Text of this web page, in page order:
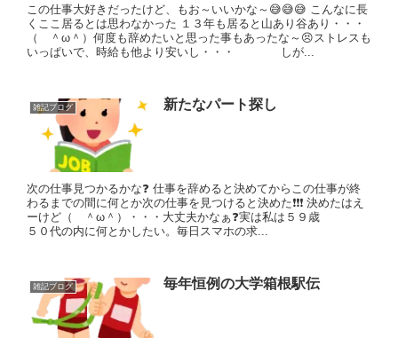
この仕事大好きだったけど、もお～いいかな～😅😅😅 こんなに長
くここ居るとは思わなかった １３年も居ると山あり谷あり・・・
（ ＾ω＾）何度も辞めたいと思った事もあったな～😣ストレスも
いっぱいで、時給も他より安いし・・・ しが...
雑記ブログ 新たなパート探し
次の仕事見つかるかな❓ 仕事を辞めると決めてからこの仕事が終
わるまでの間に何とか次の仕事を見つけると決めた❗❗❗ 決めたはえ
ーけど（ ＾ω＾）・・・大丈夫かなぁ❓実は私は５９歳
５０代の内に何とかしたい。毎日スマホの求...
雑記ブログ 毎年恒例の大学箱根駅伝